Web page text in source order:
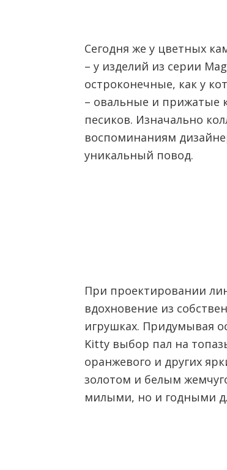
Сегодня же у цветных
– у изделий из серии
остроконечные, как у
– овальные и прижатые
песиков. Изначально
воспоминаниям
уникальный повод.
При проектировании
вдохновение из
игрушках. Придумывая
Kitty выбор пал на
оранжевого и других
золотом и белым
милыми, но и годными